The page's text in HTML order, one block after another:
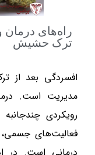
راه‌های درمان
ترک حشیش
افسردگی بعد
مدیریت است.
رویکردی
فعالیت‌های جسمی،